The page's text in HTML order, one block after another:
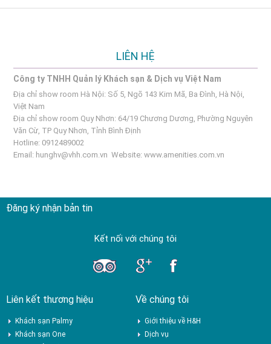
LIÊN HỆ
Công ty TNHH Quản lý Khách sạn & Dịch vụ Việt Nam
Địa chỉ show room Hà Nội: Số 5, Ngõ 143 Kim Mã, Ba Đình, Hà Nội,
Việt Nam
Địa chỉ show room Quy Nhơn: 64/19 Chương Dương, Phường Nguyên
Văn Cừ, TP Quy Nhơn, Tỉnh Bình Định
Hotline: 0912489002
Email: hunghv@vhh.com.vn Website:www.amenities.com.vn
Đăng ký nhận bản tin
Kết nối với chúng tôi
Liên kết thương hiệu
Khách sạn Palmy
Khách sạn One
Về chúng tôi
Giới thiệu về H&H
Dịch vụ